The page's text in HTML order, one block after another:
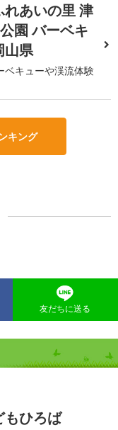
あいの里 津
園 バーベキ
山県
ベキューや渓流体験
キング
友だちに送る
もひろば